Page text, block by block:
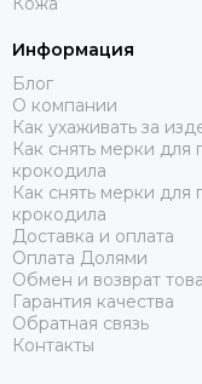
Информация
Блог
О компании
Как ухаживать за
Как снять мерки для
крокодила
Как снять мерки
крокодила
Доставка и оплата
Оплата Долями
Обмен и возврат
Гарантия качества
Обратная связь
Контакты